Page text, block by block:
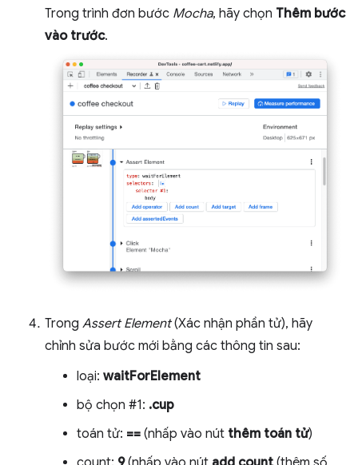
Trong trình đơn bước Mocha, hãy chọn Thêm bước
vào trước.
Trong Assert Element(Xác nhận phần tử), hãy
chỉnh sửa bước mới bằng các thông tin sau:
loại: waitForElement
bộ chọn #1: .cup
toán tử: == (nhấp vào nút thêm toán tử)